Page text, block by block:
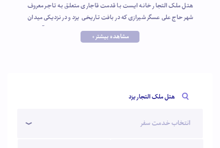
هتل ملک التجار خانه ایست با قدمت قاجاری متعلق به تاجر معروف
شهر حاج علی عسگر شیرازی که در بافت تاریخی یزد و در نزدیکی میدان
خان و بازار پنجه علی قرار دارد و تا میدان امیر چخماق و موزه آب هم
فاصله کمی دارد. ورودی و هشتی خانه و تمامی اتاقهای آنتیک هتل مثل
زیباست.
مشاهده بیشتر +
هتل ملک التجار یزد
انتخاب خدمت سفر